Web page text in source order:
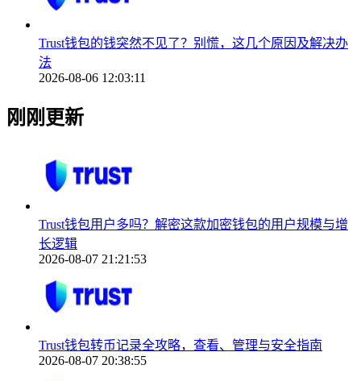
Trust钱包的钱突然不见了？别慌，这几个原因及解决办
法
2026-08-06 12:03:11
刚刚更新
Trust钱包用户多吗？解密这款加密钱包的用户规模与增
长逻辑
2026-08-07 21:21:53
Trust钱包转币记录全攻略，查看、管理与安全指南
2026-08-07 20:38:55